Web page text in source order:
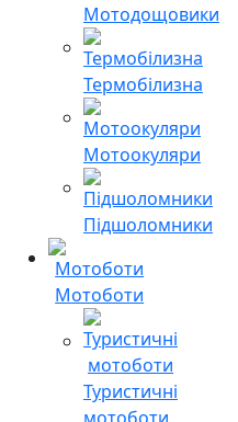
Мотодощовики
Термобілизна
Мотоокуляри
Підшоломники
Мотоботи
Туристичні
мотоботи